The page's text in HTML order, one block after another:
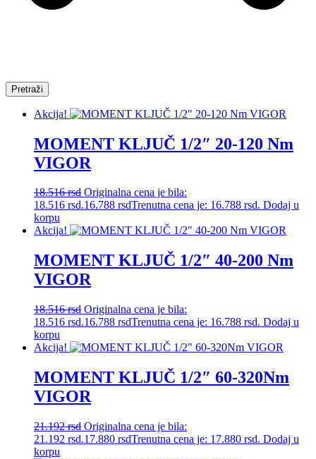
Pretraži
Akcija!
MOMENT KLJUČ 1/2″ 20-120 Nm
VIGOR
18.516rsd Originalna cena je bila:
18.516 rsd.16.788 rsdTrenutna cena je: 16.788 rsd. Dodaj u
korpu
Akcija!
MOMENT KLJUČ 1/2″ 40-200 Nm
VIGOR
18.516rsd Originalna cena je bila:
18.516 rsd.16.788 rsdTrenutna cena je: 16.788 rsd. Dodaj u
korpu
Akcija!
MOMENT KLJUČ 1/2″ 60-320Nm
VIGOR
21.192rsd Originalna cena je bila:
21.192 rsd.17.880 rsdTrenutna cena je: 17.880 rsd. Dodaj u
korpu